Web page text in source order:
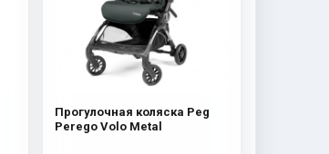
Прогулочная коляска Peg
Perego Volo Metal